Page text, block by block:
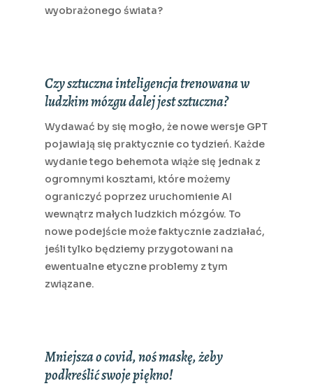
wyobrażonego świata?
Czy sztuczna inteligencja trenowana w
ludzkim mózgu dalej jest sztuczna?
Wydawać by się mogło, że nowe wersje GPT
pojawiają się praktycznie co tydzień. Każde
wydanie tego behemota wiąże się jednak z
ogromnymi kosztami, które możemy
ograniczyć poprzez uruchomienie AI
wewnątrz małych ludzkich mózgów. To
nowe podejście może faktycznie zadziałać,
jeśli tylko będziemy przygotowani na
ewentualne etyczne problemy z tym
związane.
Mniejsza o covid, noś maskę, żeby
podkreślić swoje piękno!